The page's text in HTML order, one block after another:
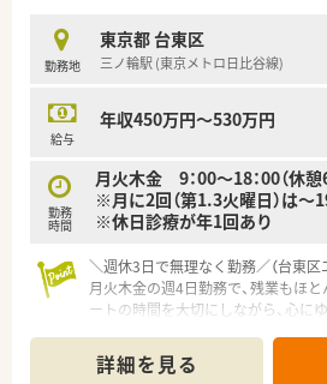
【勤務実態について】
■残業時間を発生させない管理が徹
■在宅業務での移動時は専属ドライ
心配は一切ありません。
く作業を進められます。
【こんな方にオススメ】
たい方に最適です。
■ワークライフバランスを重視して
い方におすすめです。
ぴったりです。
勤務地
東京都 台東区
三ノ輪駅 (東京メトロ日比谷線)
給与
年収450万円～530万円
勤務
時間
月火木金 9：00～18：00（休憩
※月に2回（第1.3火曜日）は～
※休日診療が年1回あり
＼週休3日で無理なく勤務／（台東区
月火木金の週4日勤務で、残業もほ
ートの時間を大切にしながら、心に
＊------------------------------------------＊
詳細を見る